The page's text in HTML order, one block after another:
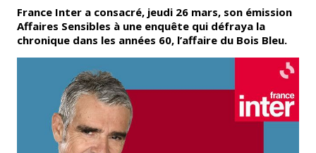
France Inter a consacré, jeudi 26 mars, son émission
Affaires Sensibles à une enquête qui défraya la
chronique dans les années 60, l’affaire du Bois Bleu.